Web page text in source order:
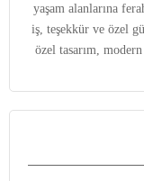
yaşam alanlarına
iş, teşekkür ve özel
özel tasarım,